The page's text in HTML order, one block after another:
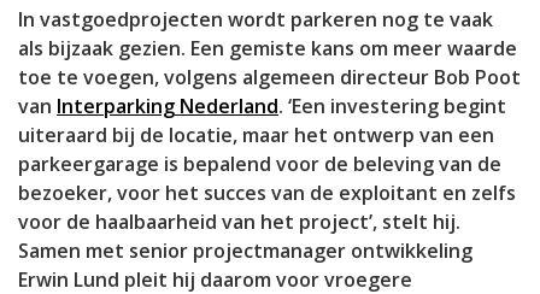
In vastgoedprojecten wordt parkeren nog te vaak
als bijzaak gezien. Een gemiste kans om meer waarde
toe te voegen, volgens algemeen directeur Bob Poot
van Interparking Nederland. ‘Een investering begint
uiteraard bij de locatie, maar het ontwerp van een
parkeergarage is bepalend voor de beleving van de
bezoeker, voor het succes van de exploitant en zelfs
voor de haalbaarheid van het project’, stelt hij.
Samen met senior projectmanager ontwikkeling
Erwin Lund pleit hij daarom voor vroegere